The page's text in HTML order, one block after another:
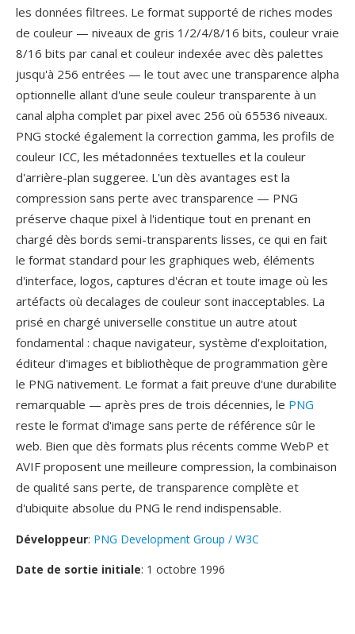
les données filtrees. Le format supporté de riches modes
de couleur — niveaux de gris 1/2/4/8/16 bits, couleur vraie
8/16 bits par canal et couleur indexée avec dès palettes
jusqu'à 256 entrées — le tout avec une transparence alpha
optionnelle allant d'une seule couleur transparente à un
canal alpha complet par pixel avec 256 où 65536 niveaux.
PNG stocké également la correction gamma, les profils de
couleur ICC, les métadonnées textuelles et la couleur
d'arrière-plan suggeree. L'un dès avantages est la
compression sans perte avec transparence — PNG
préserve chaque pixel à l'identique tout en prenant en
chargé dès bords semi-transparents lisses, ce qui en fait
le format standard pour les graphiques web, éléments
d'interface, logos, captures d'écran et toute image où les
artéfacts où decalages de couleur sont inacceptables. La
prisé en chargé universelle constitue un autre atout
fondamental : chaque navigateur, système d'exploitation,
éditeur d'images et bibliothèque de programmation gère
le PNG nativement. Le format a fait preuve d'une durabilite
remarquable — après pres de trois décennies, le PNG
reste le format d'image sans perte de référence sûr le
web. Bien que dès formats plus récents comme WebP et
AVIF proposent une meilleure compression, la combinaison
de qualité sans perte, de transparence complète et
d'ubiquite absolue du PNG le rend indispensable.
Développeur: PNG Development Group / W3C
Date de sortie initiale: 1 octobre 1996